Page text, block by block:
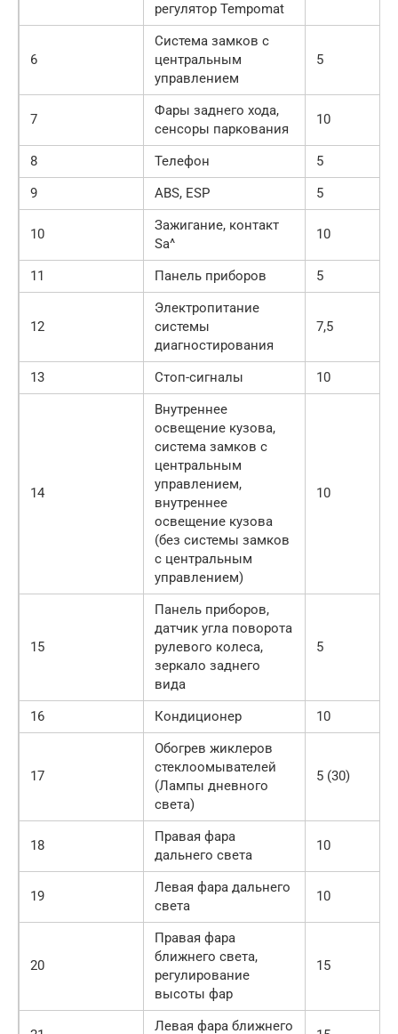
регулятор Tempomat
6
Система замков с
центральным
управлением
5
7
Фары заднего хода,
сенсоры паркования
10
8 Телефон
5
9
ABS, ESP 5
10
Зажигание, контакт
Sa^
10
11 Панель приборов 5
12
Электропитание
системы
диагностирования
7,5
13 Стоп-сигналы 10
14
Внутреннее
освещение кузова,
система замков с
центральным
управлением,
внутреннее
освещение кузова
(без системы замков
с центральным
управлением)
10
15
Панель приборов,
датчик угла поворота
рулевого колеса,
зеркало заднего
вида
5
16 Кондиционер 10
17
Обогрев жиклеров
стеклоомывателей
(Лампы дневного
света)
5 (30)
18
Правая фара
дальнего света
10
19
Левая фара дальнего
света
10
20
Правая фара
ближнего света,
регулирование
высоты фар
15
Левая фара ближнего